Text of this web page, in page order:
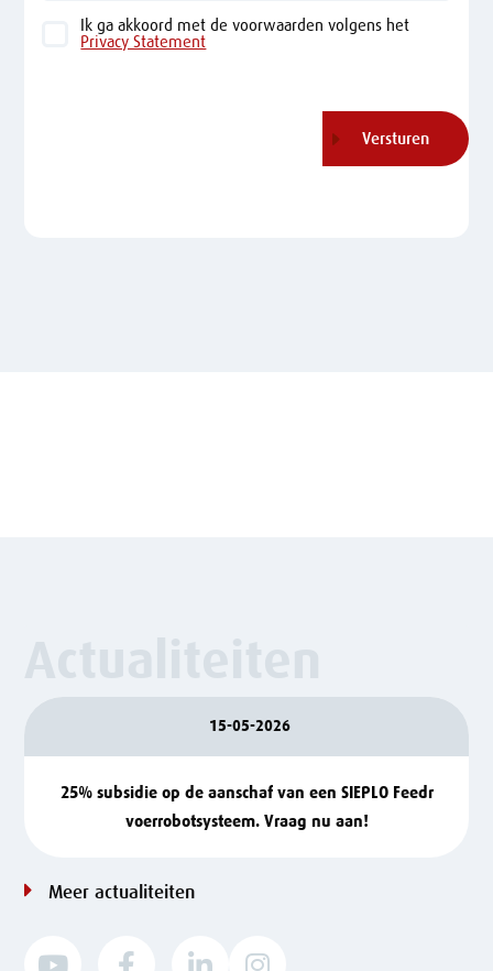
Akkoord *
Ik ga akkoord met de voorwaarden volgens het
Privacy Statement
15-05-2026
25% subsidie op de aanschaf van een SIEPLO Feedr
voerrobotsysteem. Vraag nu aan!
Meer actualiteiten
   